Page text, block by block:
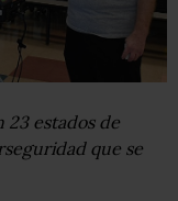
23 estados de
que se